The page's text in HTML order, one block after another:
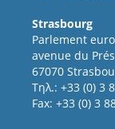
Strasbourg
Parlement
avenue du
67070
Τηλ.: +33 (0) 3
Fax: +33 (0) 3